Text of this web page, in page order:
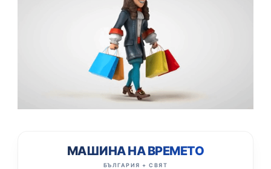
МАШИНА НА ВРЕМЕТО
БЪЛГАРИЯ + СВЯТ